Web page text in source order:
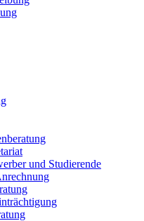
und Studierende